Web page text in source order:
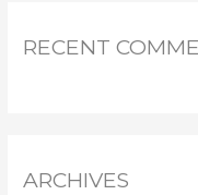
RECENT
ARCHIVES